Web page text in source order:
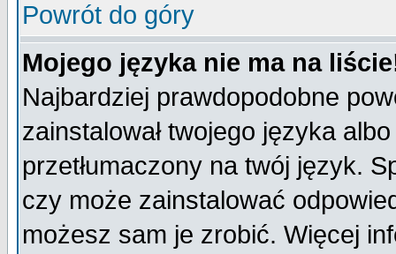
Powrót do góry
Mojego języka nie ma na
Najbardziej prawdopodobne
zainstalował twojego języka
przetłumaczony na twój język.
czy może zainstalować
możesz sam je zrobić. Więcej